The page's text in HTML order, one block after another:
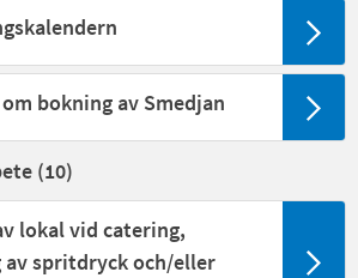
bokning av Smedjan
(10)
lokal vid catering,
av spritdryck och/eller